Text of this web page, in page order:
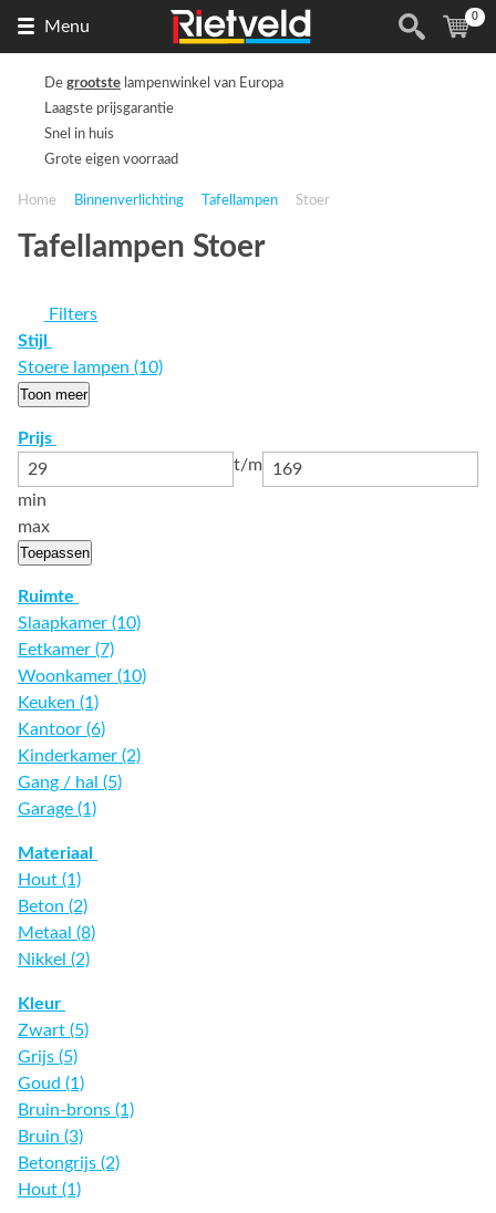
Menu
de
(
0
De grootste lampenwinkel van Europa
Laagste prijsgarantie
Snel in huis
Grote eigen voorraad
Home Binnenverlichting Tafellampen Stoer
Tafellampen Stoer
Filters
Stijl
Stoere lampen (10)
Toon meer
Prijs
t/m
min
max
Toepassen
Ruimte
Slaapkamer (10)
Eetkamer (7)
Woonkamer (10)
Keuken (1)
Kantoor (6)
Kinderkamer (2)
Gang / hal (5)
Garage (1)
Materiaal
Hout (1)
Beton (2)
Metaal (8)
Nikkel (2)
Kleur
Zwart (5)
Grijs (5)
Goud (1)
Bruin-brons (1)
Bruin (3)
Betongrijs (2)
Hout (1)